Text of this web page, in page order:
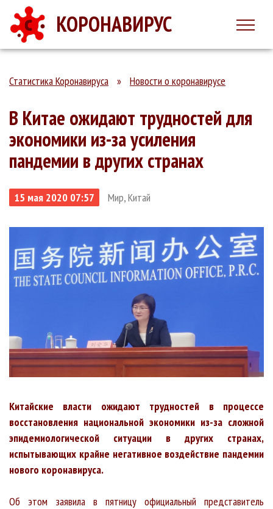
КОРОНАВИРУС
Статистика Коронавируса » Новости о коронавирусе
В Китае ожидают трудностей для
экономики из-за усиления
пандемии в других странах
15 мая 2020 07:57 Мир, Китай
Китайские власти ожидают трудностей в процессе
восстановления национальной экономики из-за сложной
эпидемиологической ситуации в других странах,
испытывающих крайне негативное воздействие пандемии
нового коронавируса.
Об этом заявила в пятницу официальный представитель